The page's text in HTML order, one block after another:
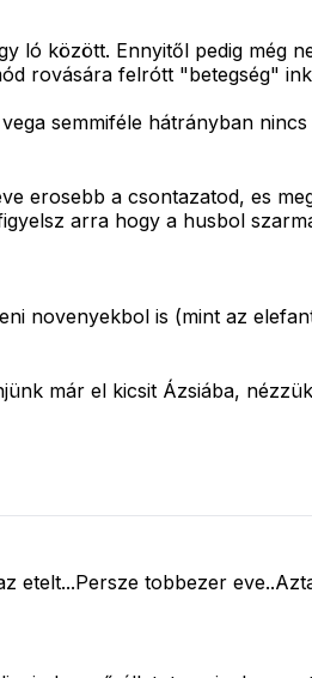
ló között. Ennyitől pedig még
rovására felrótt "betegség"
semmiféle hátrányban
erosebb a csontazatod, es
arra hogy a husbol
novenyekbol is (mint az
már el kicsit Ázsiába,
etelt...Persze tobbezer